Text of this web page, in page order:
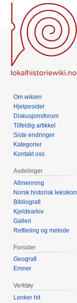
Om wikien
Hjelpesider
Diskusjonsforum
Tilfeldig artikkel
Siste endringer
Kategorier
Kontakt oss
Avdelinger
Allmenning
Norsk historisk leksikon
Bibliografi
Kjeldearkiv
Galleri
Rettleiing og metode
Forsider
Geografi
Emner
Verktøy
Lenker hit